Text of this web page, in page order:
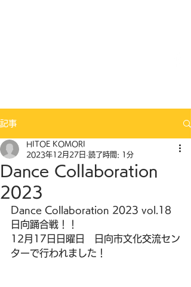
記事
Dance Collaboration
2023
HITOE KOMORI
2023年12月27日 読了時間: 1分
Dance Collaboration 2023 vol.18
日向踊合戦！！
12月17日日曜日　日向市文化交流セン
ターで行われました！